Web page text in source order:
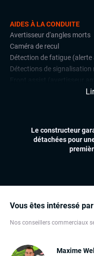
Vous êtes intéressé
Nos conseillers commerciaux
Maxime
AIDES À LA CONDUITE
Avertisseur d'angles morts
Caméra de recul
Détection de fatigue
Détections de signalisation
Lane assist (maintien de
Radars de stationnement
Régulateur de vitesse
Feux automatiques
Virtual cockpit (live
Le constructeur
détachées pour